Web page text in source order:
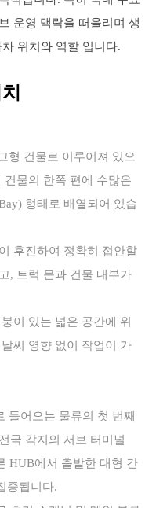
운영 맥락을 떠올리며 생
위치와 역할 입니다.
형 건물로 이루어져 있으
건물의 한쪽 편에 수많은
형태로 배열되어 있습
후진하여 정확히 접안할
, 트럭 문과 건물 내부가
이 있는 넓은 공간에 위
씨 영향 없이 작업이 가
들어오는 물류의 첫 번째
국 각지의 서브 터미널
HUB에서 출발한 대형 간
중됩니다.